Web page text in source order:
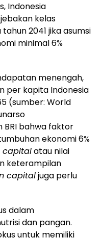
Indonesia
kelas
2041 jika asumsi
minimal 6%
menengah,
per kapita Indonesia
(sumber: World
BRI bahwa faktor
ekonomi 6%
capitalatau nilai
keterampilan
capitaljuga perlu
dalam
dan pangan.
untuk memiliki